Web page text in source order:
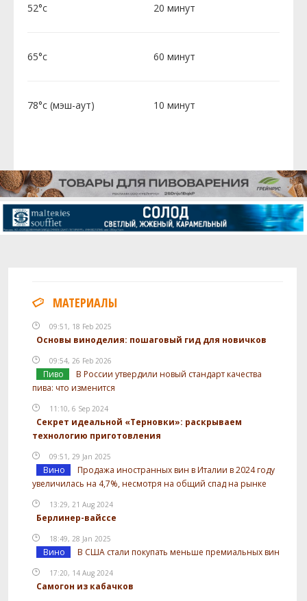
52°c 20 минут
65°c 60 минут
78°c (мэш-аут) 10 минут
МАТЕРИАЛЫ
09:51, 18 Feb 2025
Основы виноделия: пошаговый гид для новичков
09:54, 26 Feb 2026
Пиво
В России утвердили новый стандарт качества
пива: что изменится
11:10, 6 Sep 2024
Секрет идеальной «Терновки»: раскрываем
технологию приготовления
09:51, 29 Jan 2025
Вино
Продажа иностранных вин в Италии в 2024 году
увеличилась на 4,7%, несмотря на общий спад на рынке
13:29, 21 Aug 2024
Берлинер-вайссе
18:49, 28 Jan 2025
Вино В США стали покупать меньше премиальных вин
17:20, 14 Aug 2024
Самогон из кабачков